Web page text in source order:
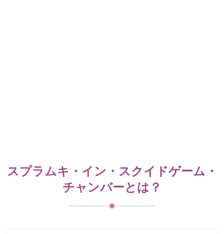
スプラムキ・イン・スクイドゲーム・
チャンバーとは？